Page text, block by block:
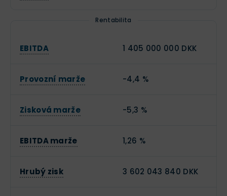
Rentabilita
EBITDA 1 405 000 000 DKK
Provozní marže -4,4 %
Zisková marže -5,3 %
EBITDA marže 1,26 %
Hrubý zisk 3 602 043 840 DKK